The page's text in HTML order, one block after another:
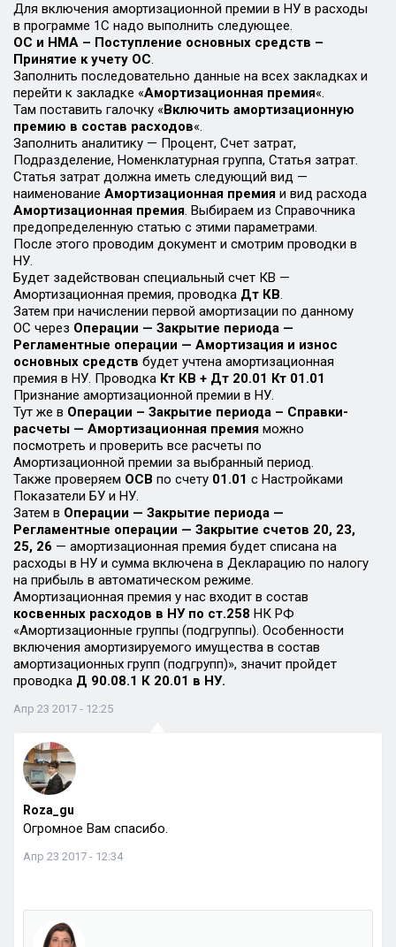
Для включения амортизационной премии в НУ в расходы
в программе 1С надо выполнить следующее.
ОС и НМА – Поступление основных средств –
Принятие к учету ОС.
Заполнить последовательно данные на всех закладках и
перейти к закладке «Амортизационная премия«.
Там поставить галочку «Включить амортизационную
премию в состав расходов«.
Заполнить аналитику — Процент, Счет затрат,
Подразделение, Номенклатурная группа, Статья затрат.
Статья затрат должна иметь следующий вид —
наименование Амортизационная премия и вид расхода
Амортизационная премия. Выбираем из Справочника
предопределенную статью с этими параметрами.
После этого проводим документ и смотрим проводки в
НУ.
Будет задействован специальный счет КВ —
Амортизационная премия, проводка Дт КВ.
Затем при начислении первой амортизации по данному
ОС через Операции — Закрытие периода —
Регламентные операции — Амортизация и износ
основных средств будет учтена амортизационная
премия в НУ. Проводка Кт КВ + Дт 20.01 Кт 01.01
Признание амортизационной премии в НУ.
Тут же в Операции – Закрытие периода – Справки-
расчеты — Амортизационная премия можно
посмотреть и проверить все расчеты по
Амортизационной премии за выбранный период.
Также проверяем ОСВ по счету 01.01 с Настройками
Показатели БУ и НУ.
Затем в Операции — Закрытие периода —
Регламентные операции — Закрытие счетов 20, 23,
25, 26 — амортизационная премия будет списана на
расходы в НУ и сумма включена в Декларацию по налогу
на прибыль в автоматическом режиме.
Амортизационная премия у нас входит в состав
косвенных расходов в НУ по ст.258 НК РФ
«Амортизационные группы (подгруппы). Особенности
включения амортизируемого имущества в состав
амортизационных групп (подгрупп)», значит пройдет
проводка Д 90.08.1 К 20.01 в НУ.
Апр 23 2017 - 12:25
Roza_gu
Огромное Вам спасибо.
Апр 23 2017 - 12:34